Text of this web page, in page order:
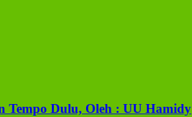
Tempo Dulu, Oleh : UU Hamidy